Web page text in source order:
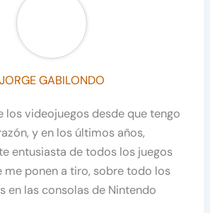
JORGE GABILONDO
los videojuegos desde que tengo
y en los últimos años,
entusiasta de todos los juegos
me ponen a tiro, sobre todo los
en las consolas de Nintendo